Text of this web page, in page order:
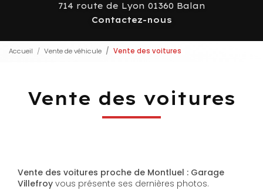
714 route de Lyon 01360 Balan
Contactez-nous
Accueil Vente de véhicule Vente des voitures
Vente des voitures
Vente des voitures proche de Montluel : Garage
Villefroy vous présente ses dernières photos.